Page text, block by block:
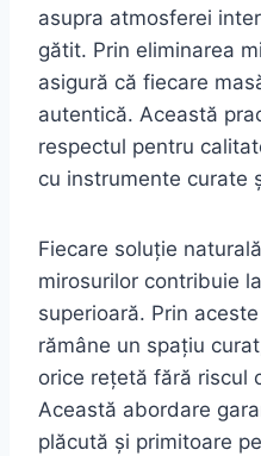
asupra atmosferei
gătit. Prin eliminarea
asigură că fiecare
autentică. Această
respectul pentru
cu instrumente curate
Fiecare soluție
mirosurilor contribuie
superioară. Prin
rămâne un spațiu
orice rețetă fără riscul
Această abordare
plăcută și primitoare